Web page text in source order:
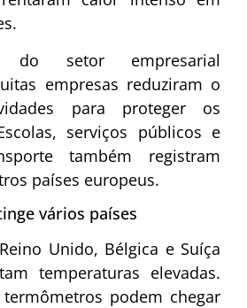
do setor empresarial
empresas reduziram o
para proteger os
serviços públicos e
também registram
países europeus.
vários países
Unido, Bélgica e Suíça
temperaturas elevadas.
podem chegar